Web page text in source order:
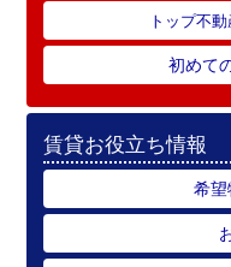
トップ不
初めて
賃貸お役立ち情報
希望